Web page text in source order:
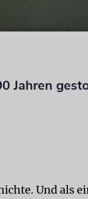
Jahren
Und als